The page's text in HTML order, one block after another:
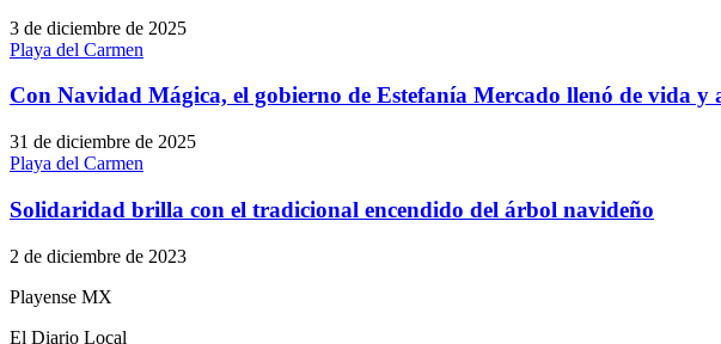
3 de diciembre de 2025
Playa del Carmen
Con Navidad Mágica, el gobierno de Estefanía Mercado llenó de vida y
31 de diciembre de 2025
Playa del Carmen
Solidaridad brilla con el tradicional encendido del árbol navideño
2 de diciembre de 2023
Playense MX
El Diario Local